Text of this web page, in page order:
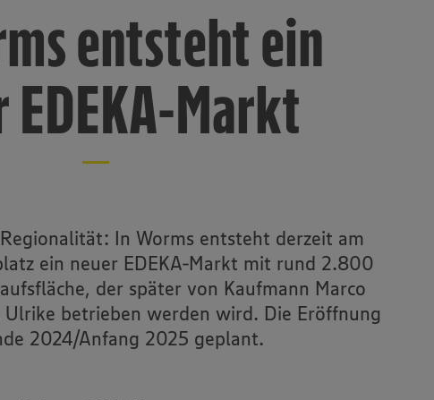
entsteht ein
EDEKA-Markt
In Worms entsteht derzeit am
ein neuer EDEKA-Markt mit rund 2.800
der später von Kaufmann Marco
Ulrike betrieben werden wird. Die Eröffnung
2024/Anfang 2025 geplant.